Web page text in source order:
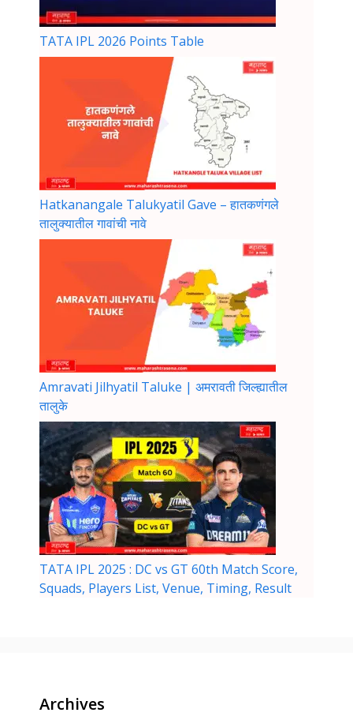
TATA IPL 2026 Points Table
Hatkanangale Talukyatil Gave – हातकणंगले
तालुक्यातील गावांची नावे
Amravati Jilhyatil Taluke | अमरावती जिल्ह्यातील
तालुके
TATA IPL 2025 : DC vs GT 60th Match Score,
Squads, Players List, Venue, Timing, Result
Archives